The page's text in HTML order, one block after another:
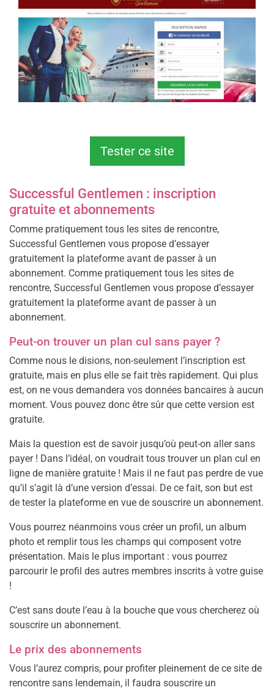
Tester ce site
Successful Gentlemen : inscription
gratuite et abonnements
Comme pratiquement tous les sites de rencontre,
Successful Gentlemen vous propose d’essayer
gratuitement la plateforme avant de passer à un
abonnement. Comme pratiquement tous les sites de
rencontre, Successful Gentlemen vous propose d’essayer
gratuitement la plateforme avant de passer à un
abonnement.
Peut-on trouver un plan cul sans payer ?
Comme nous le disions, non-seulement l’inscription est
gratuite, mais en plus elle se fait très rapidement. Qui plus
est, on ne vous demandera vos données bancaires à aucun
moment. Vous pouvez donc être sûr que cette version est
gratuite.
Mais la question est de savoir jusqu’où peut-on aller sans
payer ! Dans l’idéal, on voudrait tous trouver un plan cul en
ligne de manière gratuite ! Mais il ne faut pas perdre de vue
qu’il s’agit là d’une version d’essai. De ce fait, son but est
de tester la plateforme en vue de souscrire un abonnement.
Vous pourrez néanmoins vous créer un profil, un album
photo et remplir tous les champs qui composent votre
présentation. Mais le plus important : vous pourrez
parcourir le profil des autres membres inscrits à votre guise
!
C’est sans doute l’eau à la bouche que vous chercherez où
souscrire un abonnement.
Le prix des abonnements
Vous l’aurez compris, pour profiter pleinement de ce site de
rencontre sans lendemain, il faudra souscrire un